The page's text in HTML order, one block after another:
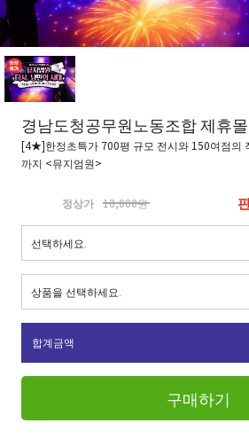
경남도청공무원노동조합 제휴
[4★]한정초특가 700평 규모 전시와 150여점의
까지 <뮤지엄원>
정상가 18,000원
합계금액
구매하기